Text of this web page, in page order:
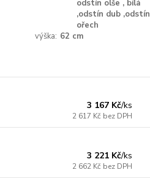
odstín olše , bílá
,odstín dub ,odstín
ořech
výška: 62 cm
3 167 Kč/ks
2 617 Kč bez DPH
3 221 Kč/ks
2 662 Kč bez DPH